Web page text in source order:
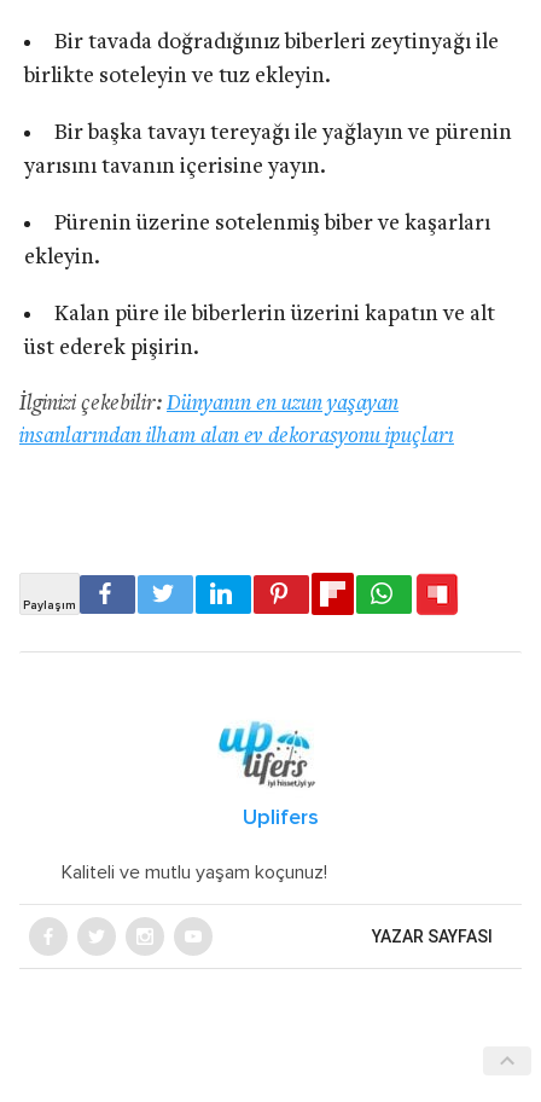
Bir tavada doğradığınız biberleri zeytinyağı ile
birlikte soteleyin ve tuz ekleyin.
Bir başka tavayı tereyağı ile yağlayın ve pürenin
yarısını tavanın içerisine yayın.
Pürenin üzerine sotelenmiş biber ve kaşarları
ekleyin.
Kalan püre ile biberlerin üzerini kapatın ve alt
üst ederek pişirin.
İlginizi çekebilir: Dünyanın en uzun yaşayan
insanlarından ilham alan ev dekorasyonu ipuçları
Uplifers
Kaliteli ve mutlu yaşam koçunuz!
YAZAR SAYFASI